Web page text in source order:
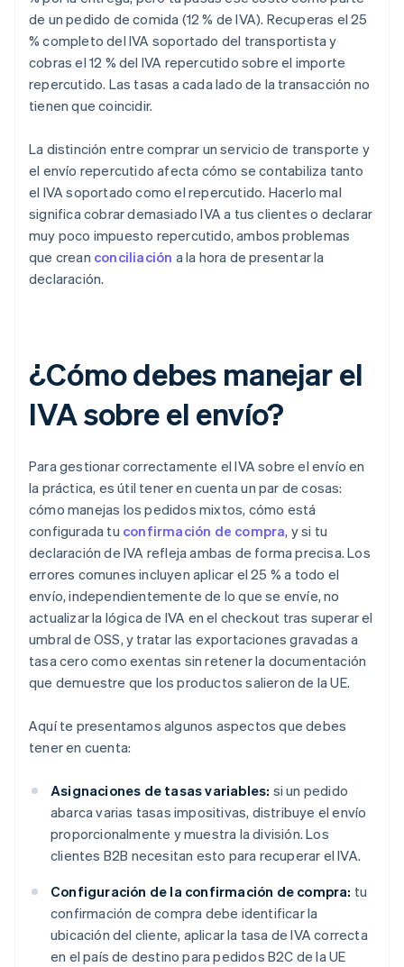
de un pedido de comida (12 % de IVA). Recuperas el 25
% completo del IVA soportado del transportista y
cobras el 12 % del IVA repercutido sobre el importe
repercutido. Las tasas a cada lado de la transacción no
tienen que coincidir.
La distinción entre comprar un servicio de transporte y
el envío repercutido afecta cómo se contabiliza tanto
el IVA soportado como el repercutido. Hacerlo mal
significa cobrar demasiado IVA a tus clientes o declarar
muy poco impuesto repercutido, ambos problemas
que crean conciliación a la hora de presentar la
declaración.
¿Cómo debes manejar el
IVA sobre el envío?
Para gestionar correctamente el IVA sobre el envío en
la práctica, es útil tener en cuenta un par de cosas:
cómo manejas los pedidos mixtos, cómo está
configurada tu confirmación de compra, y si tu
declaración de IVA refleja ambas de forma precisa. Los
errores comunes incluyen aplicar el 25 % a todo el
envío, independientemente de lo que se envíe, no
actualizar la lógica de IVA en el checkout tras superar el
umbral de OSS, y tratar las exportaciones gravadas a
tasa cero como exentas sin retener la documentación
que demuestre que los productos salieron de la UE.
Aquí te presentamos algunos aspectos que debes
tener en cuenta:
Asignaciones de tasas variables: si un pedido
abarca varias tasas impositivas, distribuye el envío
proporcionalmente y muestra la división. Los
clientes B2B necesitan esto para recuperar el IVA.
Configuración de la confirmación de compra: tu
confirmación de compra debe identificar la
ubicación del cliente, aplicar la tasa de IVA correcta
en el país de destino para pedidos B2C de la UE